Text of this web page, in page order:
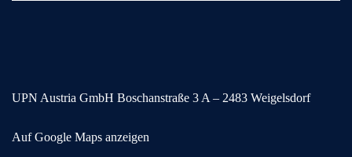
UPN Austria GmbH Boschanstraße 3 A – 2483 Weigelsdorf
Auf Google Maps anzeigen